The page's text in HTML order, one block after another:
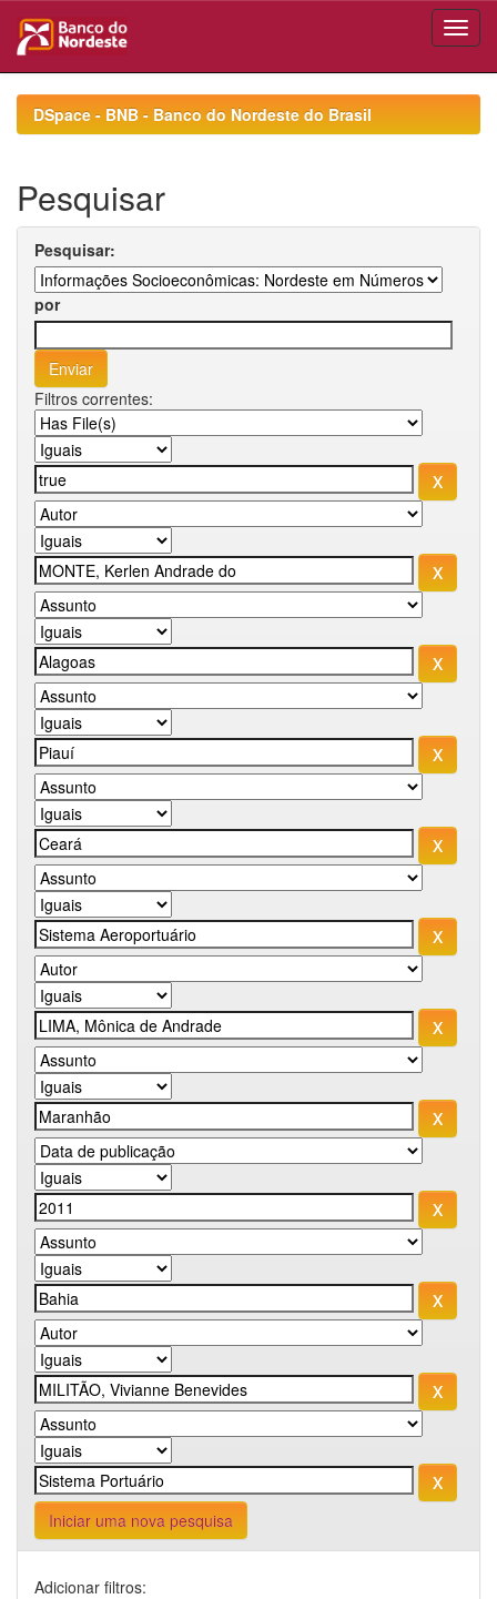
navigationDSpace - BNB - Banco do Nordeste do Brasil
Pesquisar
Pesquisar:
por
Filtros correntes:
Iniciar uma nova pesquisa
Adicionar filtros: